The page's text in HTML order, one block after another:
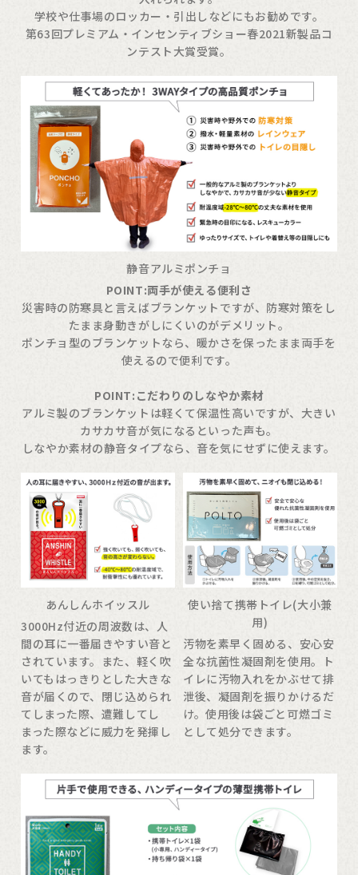
学校や仕事場のロッカー・引出しなどにもお勧めです。
第63回プレミアム・インセンティブショー春2021新製品コ
ンテスト大賞受賞。
静音アルミポンチョ
POINT:両手が使える便利さ
災害時の防寒具と言えばブランケットですが、防寒対策をし
たまま身動きがしにくいのがデメリット。
ポンチョ型のブランケットなら、暖かさを保ったまま両手を
使えるので便利です。
POINT:こだわりのしなやか素材
アルミ製のブランケットは軽くて保温性高いですが、大きい
カサカサ音が気になるといった声も。
しなやか素材の静音タイプなら、音を気にせずに使えます。
あんしんホイッスル
3000Hz付近の周波数は、人
間の耳に一番届きやすい音と
されています。また、軽く吹
いてもはっきりとした大きな
音が届くので、閉じ込められ
てしまった際、遭難してし
まった際などに威力を発揮し
ます。
使い捨て携帯トイレ(大小兼
用)
汚物を素早く固める、安心安
全な抗菌性凝固剤を使用。ト
イレに汚物入れをかぶせて排
泄後、凝固剤を振りかけるだ
け。使用後は袋ごと可燃ゴミ
として処分できます。